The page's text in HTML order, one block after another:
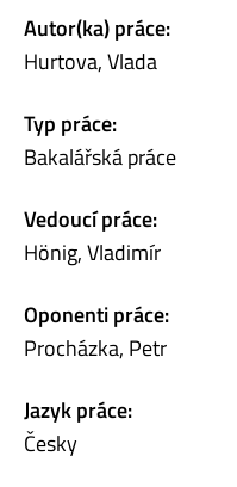
Autor(ka) práce:
Hurtova, Vlada
Typ práce:
Bakalářská práce
Vedoucí práce:
Hönig, Vladimír
Oponenti práce:
Procházka, Petr
Jazyk práce:
Česky